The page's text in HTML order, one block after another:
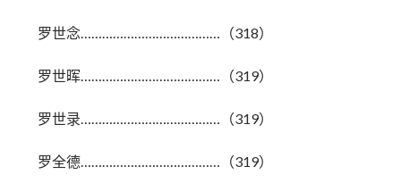
罗世念…………………………………（318）
罗世晖…………………………………（319）
罗世录…………………………………（319）
罗全德…………………………………（319）